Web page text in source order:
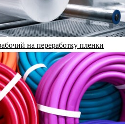
на переработку пленки